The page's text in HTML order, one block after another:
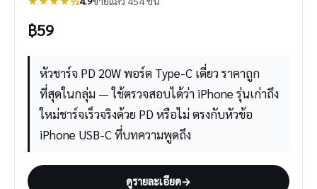
฿59
หัวชาร์จ PD 20W พอร์ต Type-C เดี่ยว ราคาถูก
ที่สุดในกลุ่ม — ใช้ตรวจสอบได้ว่า iPhone รุ่นเก่าถึง
ใหม่ชาร์จเร็วจริงด้วย PD หรือไม่ ตรงกับหัวข้อ
iPhone USB-C ที่บทความพูดถึง
ดูรายละเอียด→